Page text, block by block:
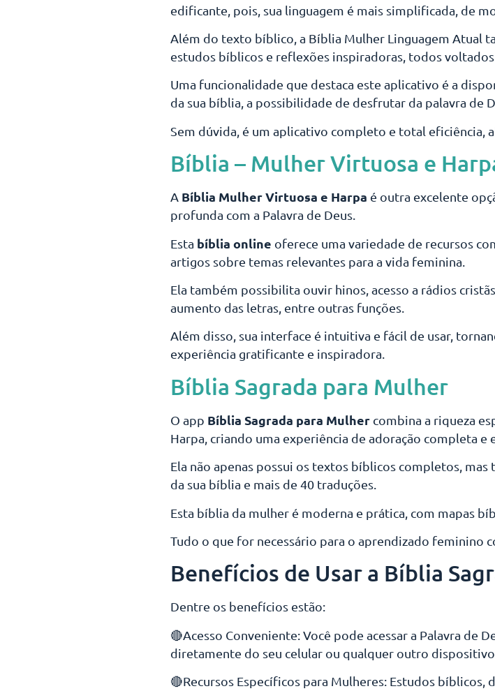
edificante, pois, sua linguagem é mais simplificada, de
Além do texto bíblico, a Bíblia Mulher Linguagem Atual
estudos bíblicos e reflexões inspiradoras, todos
Uma funcionalidade que destaca este aplicativo é a
da sua bíblia, a possibilidade de desfrutar da palavra de
Sem dúvida, é um aplicativo completo e total eficiência,
Bíblia – Mulher Virtuosa e
A Bíblia Mulher Virtuosa e Harpa é outra excelente
profunda com a Palavra de Deus.
Esta bíblia online oferece uma variedade de recursos
artigos sobre temas relevantes para a vida feminina.
Ela também possibilita ouvir hinos, acesso a rádios
aumento das letras, entre outras funções.
Além disso, sua interface é intuitiva e fácil de usar,
experiência gratificante e inspiradora.
Bíblia Sagrada para Mulher
O app Bíblia Sagrada para Mulher combina a riqueza
Harpa, criando uma experiência de adoração completa e
Ela não apenas possui os textos bíblicos completos,
da sua bíblia e mais de 40 traduções.
Esta bíblia da mulher é moderna e prática, com mapas
Tudo o que for necessário para o aprendizado feminino
Benefícios de Usar a Bíblia
Dentre os benefícios estão:
🔴Acesso Conveniente: Você pode acessar a Palavra de
diretamente do seu celular ou qualquer outro dispositivo
🔴Recursos Específicos para Mulheres: Estudos bíblicos,